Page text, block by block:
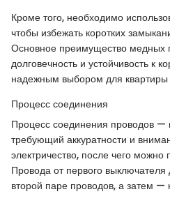
Кроме того, необходимо
чтобы избежать коротких
Основное преимущество медных
долговечность и устойчивость к
надежным выбором для
Процесс соединения
Процесс соединения проводов —
требующий аккуратности и
электричество, после чего можно
Провода от первого
второй паре проводов, а затем —